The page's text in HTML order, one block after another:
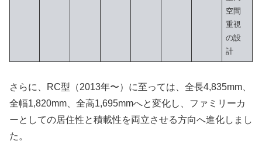
空間
重視
の設
計
さらに、RC型（2013年〜）に至っては、全長4,835mm、
全幅1,820mm、全高1,695mmへと変化し、ファミリーカ
ーとしての居住性と積載性を両立させる方向へ進化しまし
た。